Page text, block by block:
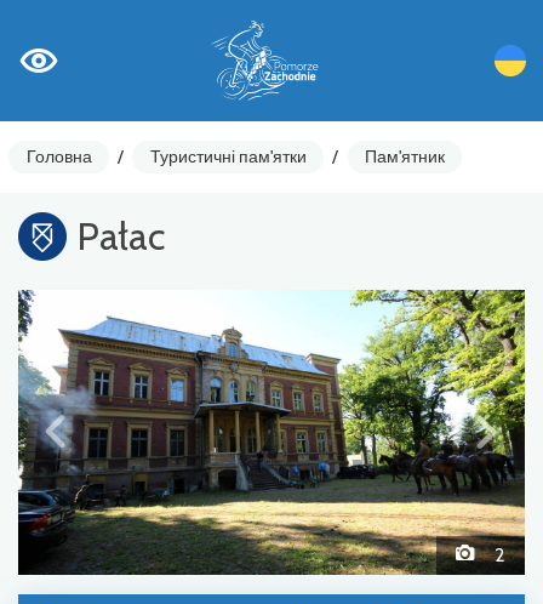
Головна / Туристичні пам'ятки / Пам'ятник
Pałac
2